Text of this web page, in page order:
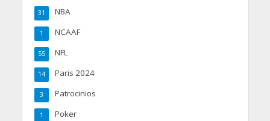
NBA
31
NCAAF
1
NFL
55
Paris 2024
14
Patrocinios
3
Poker
1